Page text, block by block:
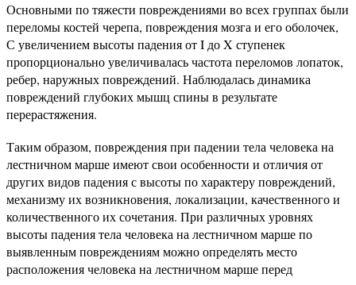
Основными по тяжести повреждениями во всех группах были
переломы костей черепа, повреждения мозга и его оболочек,
С увеличением высоты падения от I до X ступенек
пропорционально увеличивалась частота переломов лопаток,
ребер, наружных повреждений. Наблюдалась динамика
повреждений глубоких мышц спины в результате
перерастяжения.
Таким образом, повреждения при падении тела человека на
лестничном марше имеют свои особенности и отличия от
других видов падения с высоты по характеру повреждений,
механизму их возникновения, локализации, качественного и
количественного их сочетания. При различных уровнях
высоты падения тела человека на лестничном марше по
выявленным повреждениям можно определять место
расположения человека на лестничном марше перед